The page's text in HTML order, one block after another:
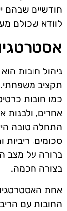
חודשיים שבהם
לוודא שכולם
ניהול חובות
תקציב משפחתי.
כמו חובות
אחרים, ולבנות
התחלה טובה
סכומים, ריביות
ברורה על מצב
בצורה חכמה.
אחת
החובות עם